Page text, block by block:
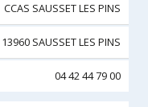
CCAS SAUSSET LES PINS
SAUSSET LES PINS
04 42 44 79 00